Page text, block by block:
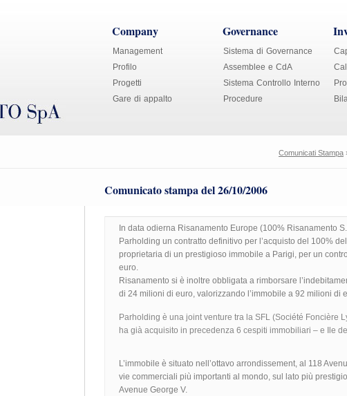
Company
Management
Profilo
Progetti
Gare di appalto
Governance
Sistema di Governance
Assemblee e CdA
Sistema Controllo Interno
Procedure
Comunicati Stampa
Comunicato stampa del 26/10/2006
In data odierna Risanamento Europe (100% Risanamento
Parholding un contratto definitivo per l’acquisto del 100%
proprietaria di un prestigioso immobile a Parigi, per un
euro.
Risanamento si è inoltre obbligata a rimborsare
di 24 milioni di euro, valorizzando l’immobile a 92 milioni di
Parholding è una joint venture tra la SFL (Société Foncière
ha già acquisito in precedenza 6 cespiti immobiliari – e Ile
L’immobile è situato nell’ottavo arrondissement, al 118
vie commerciali più importanti al mondo, sul lato più
Avenue George V.